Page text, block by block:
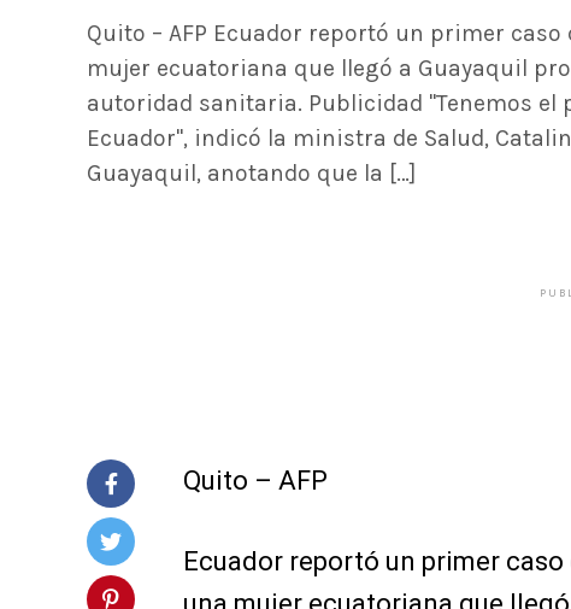
Quito – AFP Ecuador reportó un primer
mujer ecuatoriana que llegó a Guayaquil
autoridad sanitaria. Publicidad "Tenemos
Ecuador", indicó la ministra de Salud,
Guayaquil, anotando que la […]
Quito – AFP
Ecuador reportó un primer